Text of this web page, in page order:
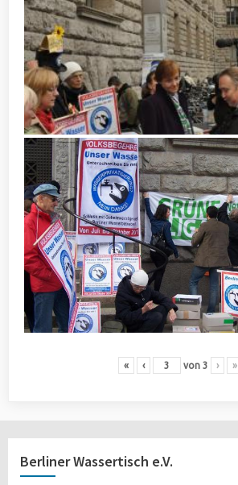
« ‹ von 3 › »
Berliner Wassertisch e.V.